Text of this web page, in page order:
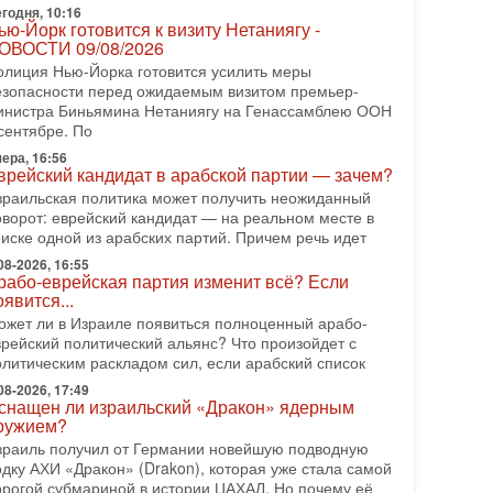
последних союзников. Путин - псих!
ITON-TV доктор Эльдар Намазов , историк,
в прошлом – помощник Президента
Гейдара Алиева . Ведет программу
2026, 11:09
в Израиле в опасности?! ШАБАК
спецотдел
выпуске мы разбираем одну из самых тревожных
израильской политики. Известно, что израильская
общей безопасности (ШАБАК) создала
2026, 08:32
и Иран: последний шанс - НОВОСТИ
08/2026
США Дональд Трамп объявил о
переговоров с Ираном, но Тегеран пока
подтвердил готовность к диалогу. По словам
2026, 08:42
отменил удар по Ирану - НОВОСТИ
08/2026
США Дональд Трамп сегодня заявил об
подготовленного удара по Ирану после
10:16
Йорк готовится к визиту Нетаниягу -
09/08/2026
Нью-Йорка готовится усилить меры
перед ожидаемым визитом премьер-
Биньямина Нетаниягу на Генассамблею ООН
По
16:56
кандидат в арабской партии — зачем?
политика может получить неожиданный
еврейский кандидат — на реальном месте в
одной из арабских партий. Причем речь идет
2026, 16:55
еврейская партия изменит всё? Если
ли в Израиле появиться полноценный арабо-
политический альянс? Что произойдет с
раскладом сил, если арабский список
2026, 17:49
ли израильский «Дракон» ядерным
получил от Германии новейшую подводную
АХИ «Дракон» (Drakon), которая уже стала самой
субмариной в истории ЦАХАЛ. Но почему её